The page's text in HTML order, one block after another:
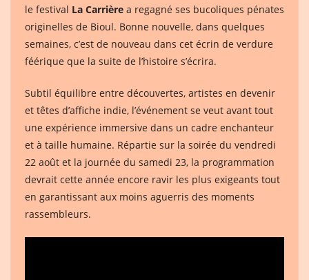
le festival La Carrière a regagné ses bucoliques pénates
originelles de Bioul. Bonne nouvelle, dans quelques
semaines, c’est de nouveau dans cet écrin de verdure
féérique que la suite de l’histoire s’écrira.
Subtil équilibre entre découvertes, artistes en devenir
et têtes d’affiche indie, l’événement se veut avant tout
une expérience immersive dans un cadre enchanteur
et à taille humaine. Répartie sur la soirée du vendredi
22 août et la journée du samedi 23, la programmation
devrait cette année encore ravir les plus exigeants tout
en garantissant aux moins aguerris des moments
rassembleurs.